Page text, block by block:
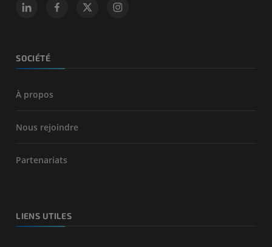
SOCIÉTÉ
À propos
Nous rejoindre
Partenariats
LIENS UTILES